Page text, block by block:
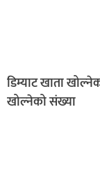
डिम्याट खाता
खोल्नेको संख्या